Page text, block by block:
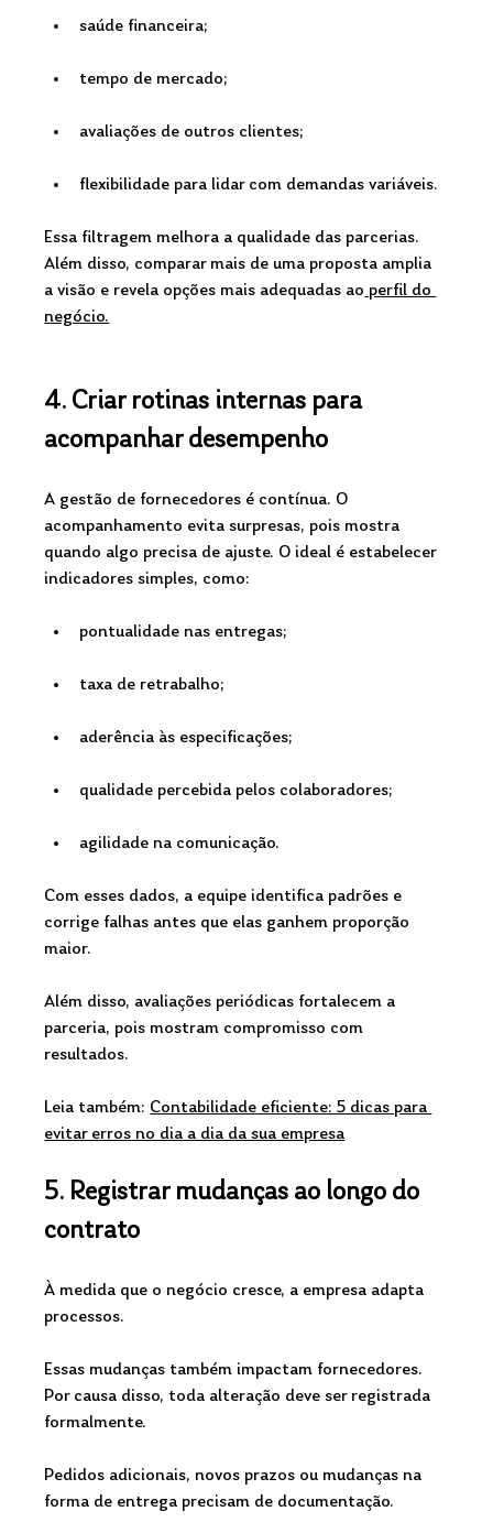
saúde financeira;
tempo de mercado;
avaliações de outros clientes;
flexibilidade para lidar com demandas variáveis.
Essa filtragem melhora a qualidade das parcerias.
Além disso, comparar mais de uma proposta amplia
a visão e revela opções mais adequadas ao perfil do
negócio.
4. Criar rotinas internas para
acompanhar desempenho
A gestão de fornecedores é contínua. O
acompanhamento evita surpresas, pois mostra
quando algo precisa de ajuste. O ideal é estabelecer
indicadores simples, como:
pontualidade nas entregas;
taxa de retrabalho;
aderência às especificações;
qualidade percebida pelos colaboradores;
agilidade na comunicação.
Com esses dados, a equipe identifica padrões e
corrige falhas antes que elas ganhem proporção
maior.
Além disso, avaliações periódicas fortalecem a
parceria, pois mostram compromisso com
resultados.
Leia também: Contabilidade eficiente: 5 dicas para
evitar erros no dia a dia da sua empresa
5. Registrar mudanças ao longo do
contrato
À medida que o negócio cresce, a empresa adapta
processos.
Essas mudanças também impactam fornecedores.
Por causa disso, toda alteração deve ser registrada
formalmente.
Pedidos adicionais, novos prazos ou mudanças na
forma de entrega precisam de documentação.